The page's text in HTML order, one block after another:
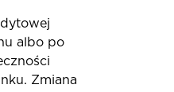
albo po
Zmiana